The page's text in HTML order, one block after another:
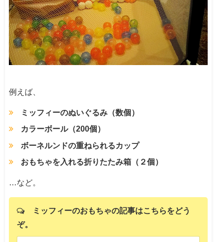
例えば、
ミッフィーのぬいぐるみ（数個）
カラーボール（200個）
ボーネルンドの重ねられるカップ
おもちゃを入れる折りたたみ箱（２個）
…など。
ミッフィーのおもちゃの記事はこちらをどう
ぞ。